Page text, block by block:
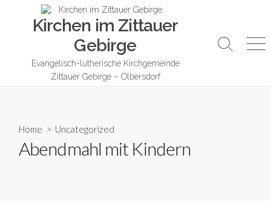
Kirchen im Zittauer
Gebirge
Evangelisch-lutherische Kirchgemeinde
Zittauer Gebirge – Olbersdorf
Search
Home > Uncategorized
Abendmahl mit Kindern